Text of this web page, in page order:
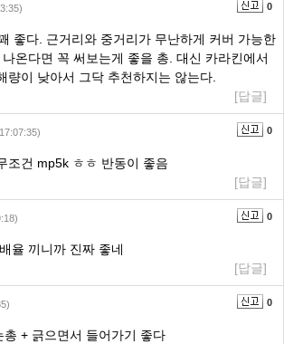
0
좋다. 근거리와 중거리가 무난하게 커버 가능한
온다면 꼭 써보는게 좋을 총. 대신 카라킨에서
량이 낮아서 그닥 추천하지는 않는다.
[답글]
0
조건 mp5k ㅎㅎ 반동이 좋음
[답글]
0
율 끼니까 진짜 좋네
[답글]
0
+ 긁으면서 들어가기 좋다